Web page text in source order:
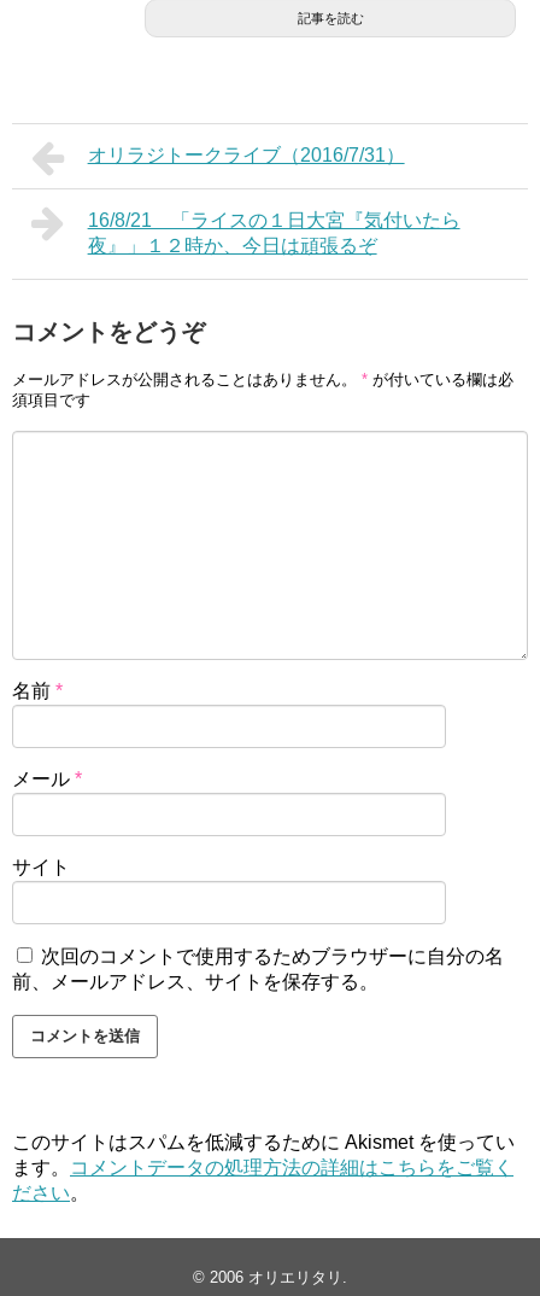
記事を読む
オリラジトークライブ（2016/7/31）
16/8/21 「ライスの１日大宮『気付いたら
夜』」１２時か、今日は頑張るぞ
コメントをどうぞ
メールアドレスが公開されることはありません。 * が付いている欄は必
須項目です
名前 *
メール *
サイト
次回のコメントで使用するためブラウザーに自分の名
前、メールアドレス、サイトを保存する。
このサイトはスパムを低減するために Akismet を使ってい
ます。
コメントデータの処理方法の詳細はこちらをご覧く
ださい。
© 2006 オリエリタリ